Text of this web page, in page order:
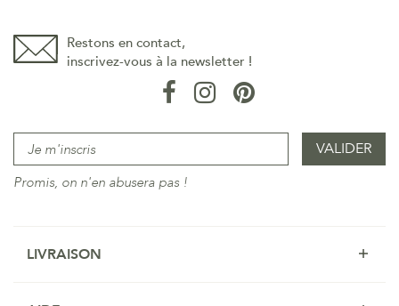
Restons en contact,
inscrivez-vous à la newsletter !
Promis, on n'en abusera pas !
LIVRAISON